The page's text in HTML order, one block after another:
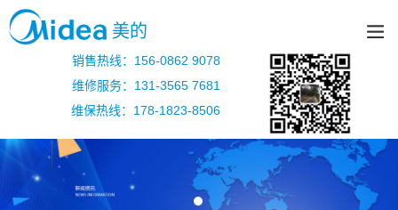
美的
销售热线：156-0862 9078
维修服务：131-3565 7681
维保热线：178-1823-8506